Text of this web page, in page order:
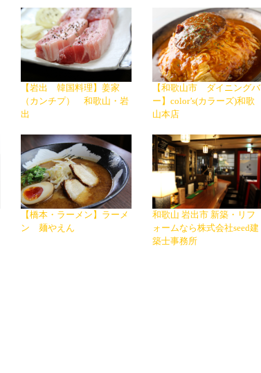
【岩出 韓国料理】姜家
（カンチプ） 和歌山・岩
出
【和歌山市 ダイニングバ
ー】color’s(カラーズ)和歌
山本店
【橋本・ラーメン】ラーメ
ン 麺やえん
和歌山 岩出市 新築・リフ
ォームなら株式会社seed建
築士事務所